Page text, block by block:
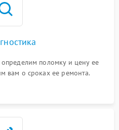
поломку и цену ее
вам о сроках ее ремонта.